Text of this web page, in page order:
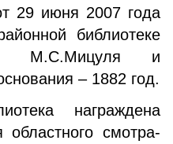
29 июня 2007 года
библиотеке
М.С.Мицуля и
– 1882 год.
награждена
смотра-